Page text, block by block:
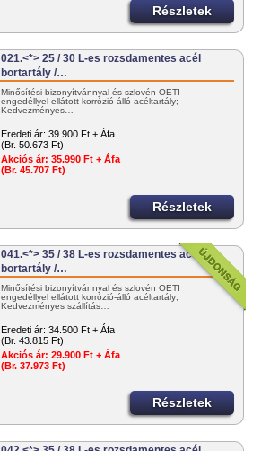
Részletek
021.<*> 25 / 30 L-es rozsdamentes acél
bortartály /…
Minősítési bizonyítvánnyal és szlovén OÉTI
engedéllyel ellátott korrózió-álló acéltartály;
Kedvezményes…
Eredeti ár: 39.900 Ft + Áfa
(Br. 50.673 Ft)
Akciós ár: 35.990 Ft + Áfa
(Br. 45.707 Ft)
Részletek
041.<*> 35 / 38 L-es rozsdamentes acél
bortartály /…
Minősítési bizonyítvánnyal és szlovén OÉTI
engedéllyel ellátott korrózió-álló acéltartály;
Kedvezményes szállítás…
Eredeti ár: 34.500 Ft + Áfa
(Br. 43.815 Ft)
Akciós ár: 29.900 Ft + Áfa
(Br. 37.973 Ft)
Részletek